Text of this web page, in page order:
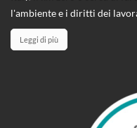
l'ambiente e i diritti dei
Leggi di più